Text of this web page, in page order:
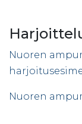
Nuoren
Nuoren